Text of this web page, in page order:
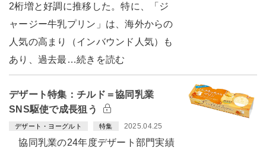
2桁増と好調に推移した。特に、「ジ
ャージー牛乳プリン」は、海外からの
人気の高まり（インバウンド人気）も
あり、過去最…続きを読む
デザート特集：チルド＝協同乳業
SNS駆使で成長狙う
デザート・ヨーグルト 特集 2025.04.25
協同乳業の24年度デザート部門実績